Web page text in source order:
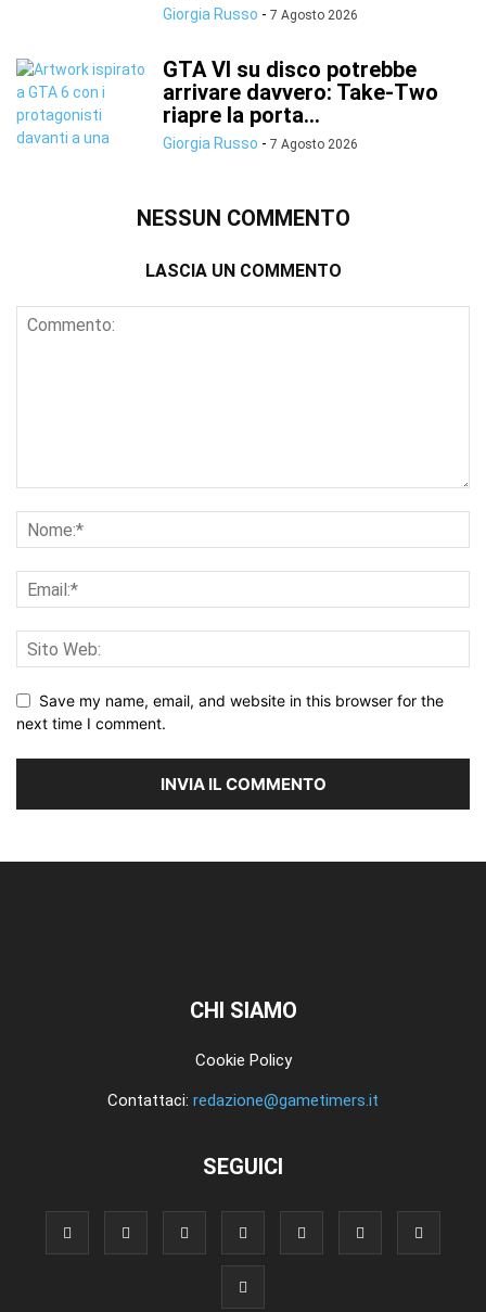
Giorgia Russo - 7 Agosto 2026
GTA VI su disco potrebbe
arrivare davvero: Take-Two
riapre la porta...
Giorgia Russo - 7 Agosto 2026
NESSUN COMMENTO
LASCIA UN COMMENTO
Save my name, email, and website in this browser for the
next time I comment.
CHI SIAMO
Cookie Policy
Contattaci: redazione@gametimers.it
SEGUICI